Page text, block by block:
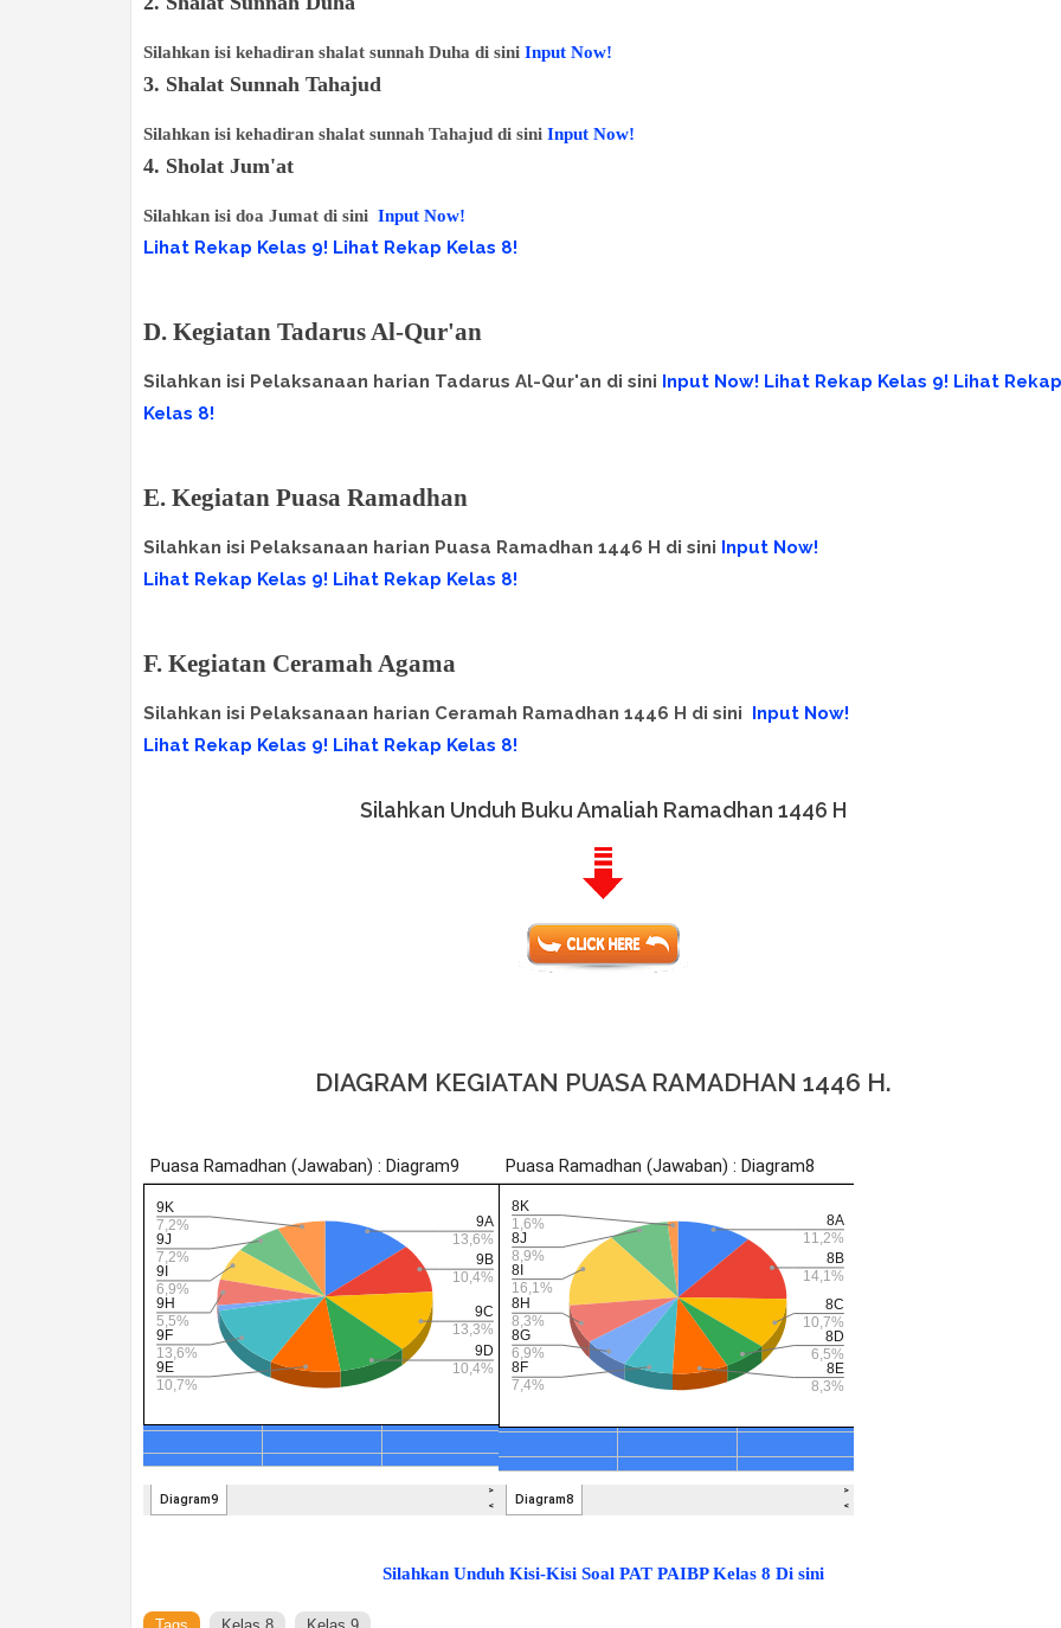
Silahkan isi kehadiran shalat sunnah Duha di sini Input Now!
3. Shalat Sunnah Tahajud
Silahkan isi kehadiran shalat sunnah Tahajud di sini Input Now!
4. Sholat Jum'at
Silahkan isi doa Jumat di sini Input Now!
Lihat Rekap Kelas 9! Lihat Rekap Kelas 8!
D. Kegiatan Tadarus Al-Qur'an
Silahkan isi Pelaksanaan harian Tadarus Al-Qur'an di sini Input Now! Lihat Rekap Kelas 9! Lihat Rekap
Kelas 8!
E. Kegiatan Puasa Ramadhan
Silahkan isi Pelaksanaan harian Puasa Ramadhan 1446 H di sini Input Now!
Lihat Rekap Kelas 9! Lihat Rekap Kelas 8!
F. Kegiatan Ceramah Agama
Silahkan isi Pelaksanaan harian Ceramah Ramadhan 1446 H di sini
Input Now!
Lihat Rekap Kelas 9! Lihat Rekap Kelas 8!
Silahkan Unduh Buku Amaliah Ramadhan 1446 H
DIAGRAM KEGIATAN PUASA RAMADHAN 1446 H.
Silahkan Unduh Kisi-Kisi Soal PAT PAIBP Kelas 8 Di sini